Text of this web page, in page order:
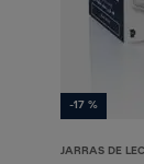
-17 %
JARRAS DE